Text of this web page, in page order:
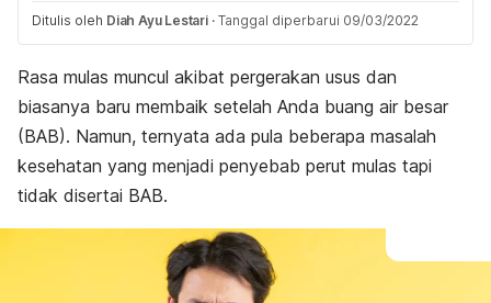
Ditulis oleh Diah Ayu Lestari · Tanggal diperbarui 09/03/2022
Rasa mulas muncul akibat pergerakan usus dan
biasanya baru membaik setelah Anda buang air besar
(BAB). Namun, ternyata ada pula beberapa masalah
kesehatan yang menjadi penyebab perut mulas tapi
tidak disertai BAB.